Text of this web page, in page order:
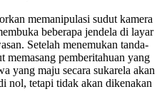
memanipulasi sudut kamera
beberapa jendela di layar
Setelah menemukan tanda-
memasang pemberitahuan yang
yang maju secara sukarela akan
nol, tetapi tidak akan dikenakan